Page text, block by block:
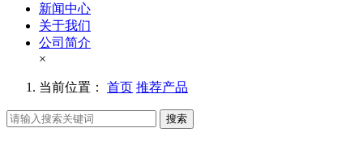
新闻中心
关于我们
公司简介
×
当前位置： 首页 推荐产品
搜索